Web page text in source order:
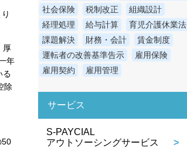
厚
年
る
除
50
社会保険
税制改正
組織設計
経理処理
給与計算
育児介護休業法
課題解決
財務・会計
賃金制度
運転者の改善基準告示
雇用保険
雇用契約
雇用管理
サービス
S-PAYCIAL
アウトソーシングサービス